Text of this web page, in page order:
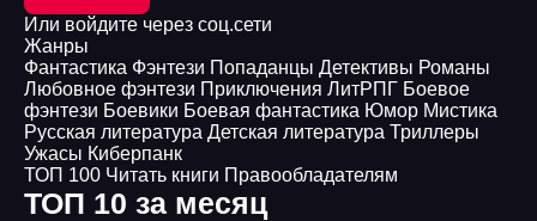
Или войдите через соц.сети
Жанры
Фантастика Фэнтези Попаданцы Детективы Романы
Любовное фэнтези Приключения ЛитРПГ Боевое
фэнтези Боевики Боевая фантастика Юмор Мистика
Русская литература Детская литература Триллеры
Ужасы Киберпанк
ТОП 100 Читать книги Правообладателям
ТОП 10 за месяц